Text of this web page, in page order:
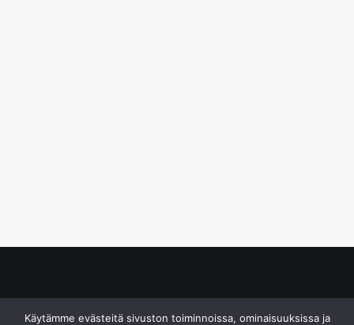
Käytämme evästeitä sivuston toiminnoissa, ominaisuuksissa ja